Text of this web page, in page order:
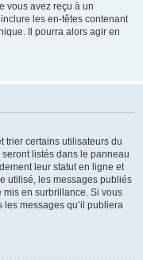
vous avez reçu à un
les en-têtes contenant
Il pourra alors agir en
trier certains utilisateurs du
listés dans le panneau
leur statut en ligne et
utilisé, les messages publiés
en surbrillance. Si vous
les messages qu’il publiera